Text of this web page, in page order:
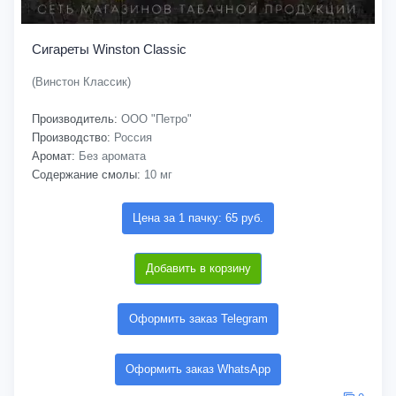
Сигареты Winston Classic
(Винстон Классик)
Производитель: ООО "Петро"
Производство: Россия
Аромат: Без аромата
Содержание смолы: 10 мг
Цена за 1 пачку: 65 руб.
Добавить в корзину
Оформить заказ Telegram
Оформить заказ WhatsApp